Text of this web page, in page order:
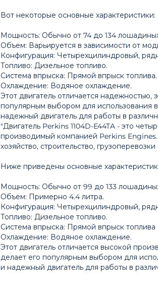
Вот некоторые основные характеристики:
Мощность: Обычно от 74 до 134
Объем: Варьируется в зависимости от
Конфигурация: Четырехцилиндровый,
Топливо: Дизельное топливо.
Система впрыска: Прямой впрыск топлива.
Охлаждение: Водяное охлаждение.
Этот двигатель отличается
популярным выбором для использования
надежный двигатель для работы в
"Двигатель Perkins 1104D-E44TA - это
производимый компанией Perkins
хозяйство, строительство,
Ниже приведены основные
Мощность: Обычно от 99 до 133
Объем: Примерно 4.4 литра.
Конфигурация: Четырехцилиндровый,
Топливо: Дизельное топливо.
Система впрыска: Прямой впрыск
Охлаждение: Водяное охлаждение.
Этот двигатель отличается высокой
делает его популярным выбором для
и надежный двигатель для работы в